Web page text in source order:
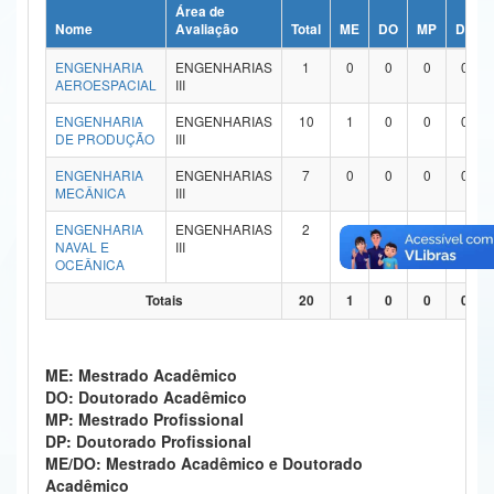
Ministério da Ciência, Tecnologia, Inovações e Comunicações
Ministério do Meio Ambiente
Ministério do Turismo
Ministério do Desenvolvimento Regional
Controladoria-Geral da União
Ministério da Mulher, da Família e dos Direitos Humanos
Gabinete de Segurança Institucional
Advocacia-Geral da União
Banco Central do Brasil
Nome
Área de
Avaliação
Total ME DO MP DP
ENGENHARIA
AEROESPACIAL
ENGENHARIAS
III
1 0 0 0 0
ENGENHARIA
DE PRODUÇÃO
ENGENHARIAS
III
10 1 0 0 0
ENGENHARIA
MECÂNICA
ENGENHARIAS
III
7 0 0 0 0
ENGENHARIA
NAVAL E
OCEÂNICA
ENGENHARIAS
III
2 0 0 0 0
Totais 20 1 0 0 0
ME: Mestrado Acadêmico
DO: Doutorado Acadêmico
MP: Mestrado Profissional
DP: Doutorado Profissional
ME/DO: Mestrado Acadêmico e Doutorado
Acadêmico